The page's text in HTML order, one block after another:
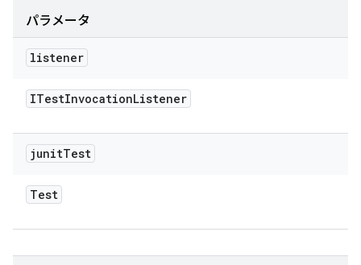
パラメータ
listener
ITestInvocationListener
junitTest
Test